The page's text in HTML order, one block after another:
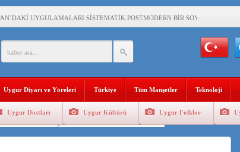
UYGULAMALARI SİSTEMATİK POSTMODERN BİR SOYKIRIMDIR!
DOÇ.DR.KAAN : DOĞU TÜRKİSTAN BİZİM KIRMIZI ÇİZGİMİZDİR!”
ÖVEN DİYANET AKADEMİSİ BAŞKANI’NA TEPKİLER SÜRÜYOR
MESAJİ : 05.07.2009 URUMÇİ ŞEHİTLERİNİ RAHMETLE ANIYORUZ
Uygur Diyarı ve Yöreleri Türkiye Tüm Manşetler Teknoloji
Uygur Dostları Uygur Kültürü Uygur Folklor
Geleneksel Tip Uygur Geleneksel Sporlar